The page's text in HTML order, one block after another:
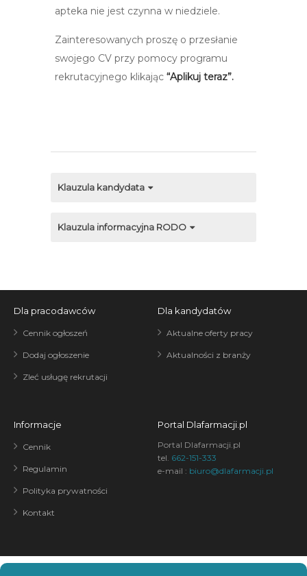
apteka nie jest czynna w niedziele.
Zainteresowanych proszę o przesłanie
swojego CV przy pomocy programu
rekrutacyjnego klikając “Aplikuj teraz”.
Klauzula kandydata
Klauzula informacyjna RODO
Dla pracodawców
Cennik ogłoszeń
Dodaj ogłoszenie
Zleć usługę rekrutacji
Dla kandydatów
Aktualne oferty pracy
Aktualności z branży
Informacje
Cennik
Regulamin
Polityka prywatności
Kontakt
Portal Dlafarmacji.pl
Portal Dlafarmacji.pl
tel. 662-151-333
e-mail : biuro@dlafarmacji.pl